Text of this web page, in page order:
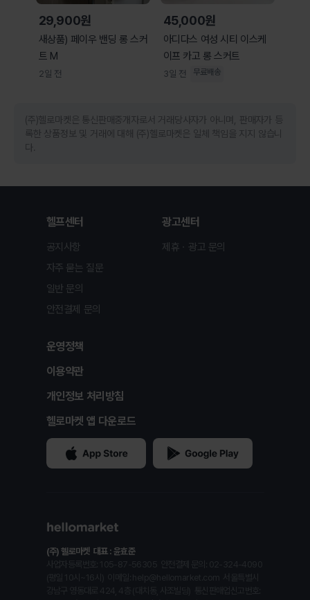
29,900원
새상품) 페이우 밴딩 롱 스커
트 M
2일 전
45,000원
아디다스 여성 시티 이스케
이프 카고 롱 스커트
3일 전 무료배송
(주)헬로마켓은 통신판매중개자로서 거래당사자가 아니며, 판매자가 등
록한 상품정보 및 거래에 대해 (주)헬로마켓은 일체 책임을 지지 않습니
다.
헬프센터
공지사항
자주 묻는 질문
일반 문의
안전결제 문의
광고센터
제휴ㆍ광고 문의
운영정책
이용약관
개인정보 처리방침
헬로마켓 앱 다운로드
(주) 헬로마켓 대표 : 윤효준